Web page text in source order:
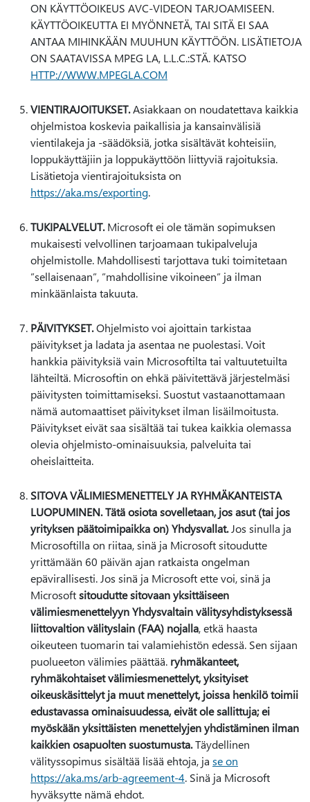
ON KÄYTTÖOIKEUS AVC-VIDEON TARJOAMISEEN.
KÄYTTÖOIKEUTTA EI MYÖNNETÄ, TAI SITÄ EI SAA
ANTAA MIHINKÄÄN MUUHUN KÄYTTÖÖN. LISÄTIETOJA
ON SAATAVISSA MPEG LA, L.L.C.:STÄ. KATSO
HTTP://WWW.MPEGLA.COM
VIENTIRAJOITUKSET.Asiakkaan on noudatettava kaikkia
ohjelmistoa koskevia paikallisia ja kansainvälisiä
vientilakeja ja -säädöksiä, jotka sisältävät kohteisiin,
loppukäyttäjiin ja loppukäyttöön liittyviä rajoituksia.
Lisätietoja vientirajoituksista on
https://aka.ms/exporting.
TUKIPALVELUT.Microsoft ei ole tämän sopimuksen
mukaisesti velvollinen tarjoamaan tukipalveluja
ohjelmistolle. Mahdollisesti tarjottava tuki toimitetaan
”sellaisenaan”, ”mahdollisine vikoineen” ja ilman
minkäänlaista takuuta.
PÄIVITYKSET.Ohjelmisto voi ajoittain tarkistaa
päivitykset ja ladata ja asentaa ne puolestasi. Voit
hankkia päivityksiä vain Microsoftilta tai valtuutetuilta
lähteiltä. Microsoftin on ehkä päivitettävä järjestelmäsi
päivitysten toimittamiseksi. Suostut vastaanottamaan
nämä automaattiset päivitykset ilman lisäilmoitusta.
Päivitykset eivät saa sisältää tai tukea kaikkia olemassa
olevia ohjelmisto-ominaisuuksia, palveluita tai
oheislaitteita.
SITOVA VÄLIMIESMENETTELY JA RYHMÄKANTEISTA
LUOPUMINEN. Tätä osiota sovelletaan, jos asut (tai jos
yrityksen päätoimipaikka on) Yhdysvallat.Jos sinulla ja
Microsoftilla on riitaa, sinä ja Microsoft sitoudutte
yrittämään 60 päivän ajan ratkaista ongelman
epävirallisesti. Jos sinä ja Microsoft ette voi, sinä ja
Microsoftsitoudutte sitovaan yksittäiseen
välimiesmenettelyyn Yhdysvaltain välitysyhdistyksessä
liittovaltion välityslain (FAA) nojalla, etkä haasta
oikeuteen tuomarin tai valamiehistön edessä. Sen sijaan
puolueeton välimies päättää. ryhmäkanteet,
ryhmäkohtaiset välimiesmenettelyt, yksityiset
oikeuskäsittelyt ja muut menettelyt, joissa henkilö toimii
edustavassa ominaisuudessa, eivät ole sallittuja; ei
myöskään yksittäisten menettelyjen yhdistäminen ilman
kaikkien osapuolten suostumusta.Täydellinen
välityssopimus sisältää lisää ehtoja, ja se on
https://aka.ms/arb-agreement-4. Sinä ja Microsoft
hyväksytte nämä ehdot.